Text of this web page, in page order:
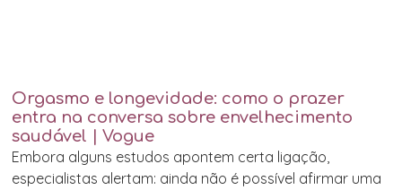
Orgasmo e longevidade: como o prazer
entra na conversa sobre envelhecimento
saudável | Vogue
Embora alguns estudos apontem certa ligação,
especialistas alertam: ainda não é possível afirmar uma